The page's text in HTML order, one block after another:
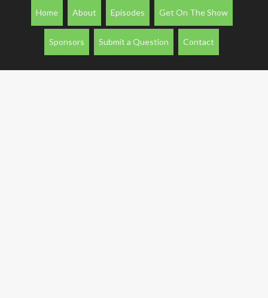
Home About Episodes Get On The Show
Sponsors Submit a Question Contact